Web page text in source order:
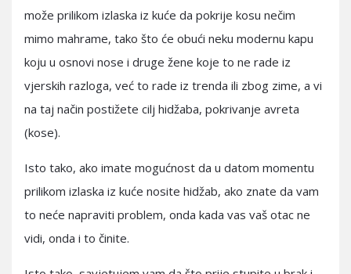
može prilikom izlaska iz kuće da pokrije kosu nečim
mimo mahrame, tako što će obući neku modernu kapu
koju u osnovi nose i druge žene koje to ne rade iz
vjerskih razloga, već to rade iz trenda ili zbog zime, a vi
na taj način postižete cilj hidžaba, pokrivanje avreta
(kose).
Isto tako, ako imate mogućnost da u datom momentu
prilikom izlaska iz kuće nosite hidžab, ako znate da vam
to neće napraviti problem, onda kada vas vaš otac ne
vidi, onda i to činite.